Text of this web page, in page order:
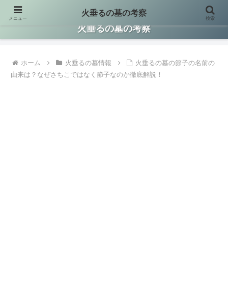
火垂るの墓の考察
ホーム 火垂るの墓情報
火垂るの墓の節子の名前の
由来は？なぜさちこではなく節子なのか徹底解説！
メニュー
火垂るの墓の考察
検索